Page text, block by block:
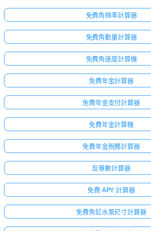
免費角頻率計算器
免費角動量計算器
免費角速度計算機
免費年金計算器
免費年金支付計算器
免費年金計算機
免費年金稅務計算器
反導數計算器
免費 APY 計算器
免費魚缸水泵尺寸計算器